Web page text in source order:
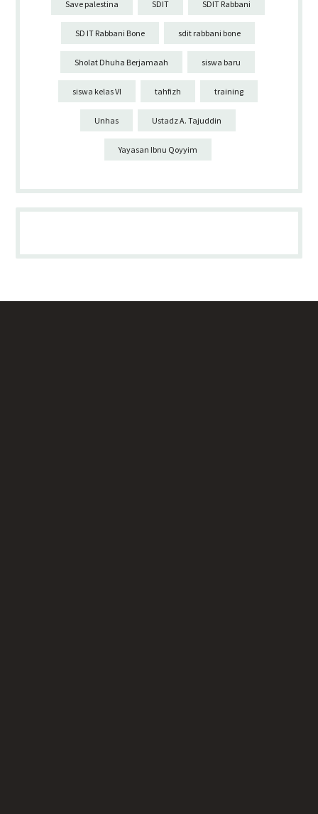
Save palestina SDIT SDIT Rabbani
SD IT Rabbani Bone sdit rabbani bone
Sholat Dhuha Berjamaah siswa baru
siswa kelas VI tahfizh training
Unhas Ustadz A. Tajuddin
Yayasan Ibnu Qoyyim